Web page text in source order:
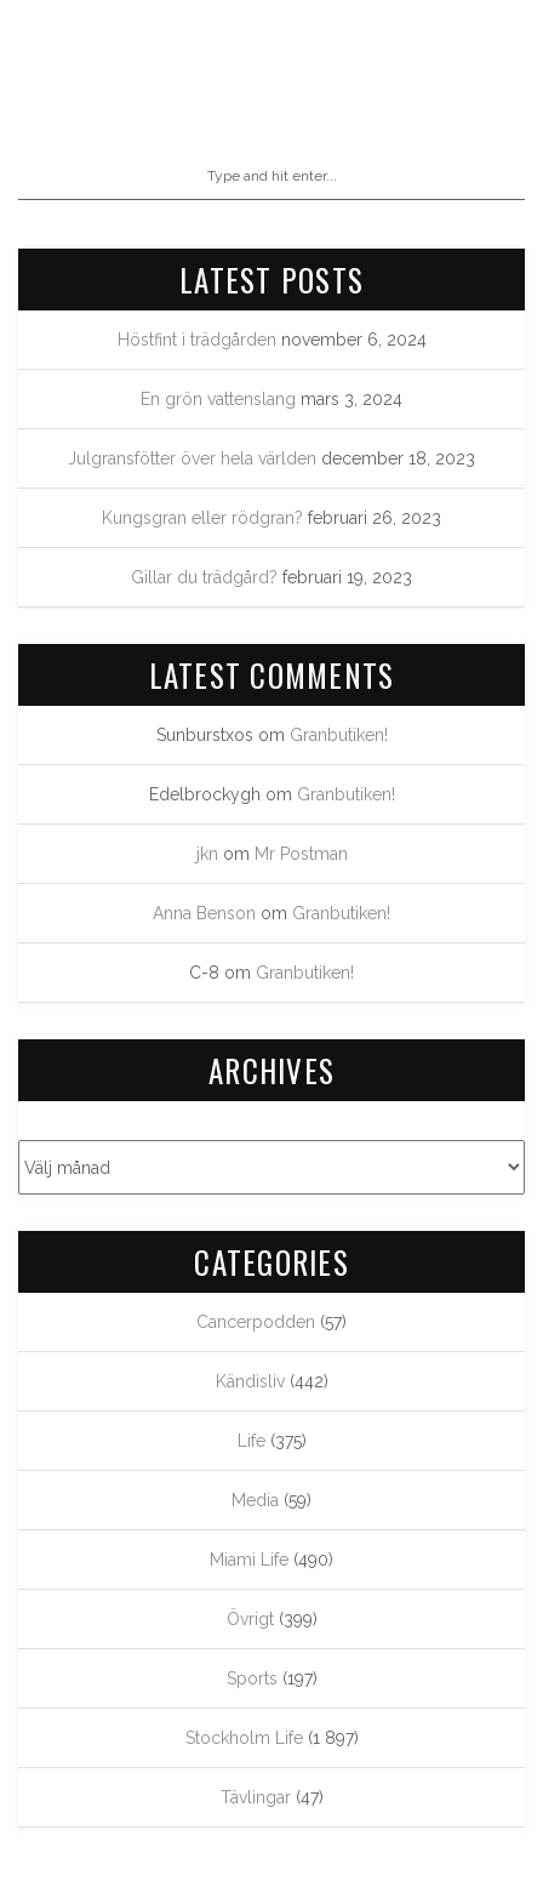
LATEST POSTS
Höstfint i trädgården november 6, 2024
En grön vattenslang mars 3, 2024
Julgransfötter över hela världen december 18, 2023
Kungsgran eller rödgran? februari 26, 2023
Gillar du trädgård? februari 19, 2023
LATEST COMMENTS
Sunburstxos om Granbutiken!
Edelbrockygh om Granbutiken!
jkn om Mr Postman
Anna Benson om Granbutiken!
C-8 om Granbutiken!
ARCHIVES
CATEGORIES
Cancerpodden (57)
Kändisliv(442)
Life(375)
Media (59)
Miami Life (490)
Övrigt(399)
Sports (197)
Stockholm Life(1 897)
Tävlingar(47)